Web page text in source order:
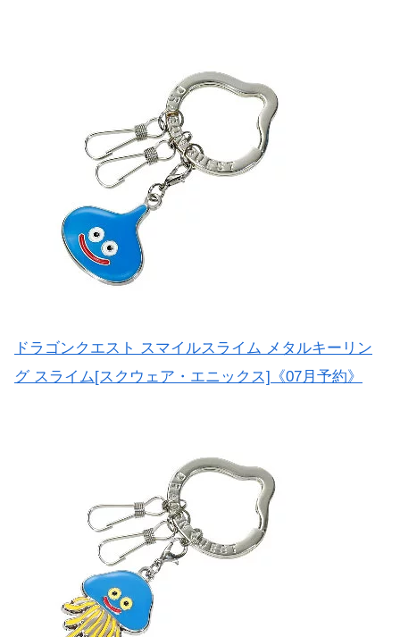
ドラゴンクエスト スマイルスライム メタルキーリン
グ スライム[スクウェア・エニックス]《07月予約》